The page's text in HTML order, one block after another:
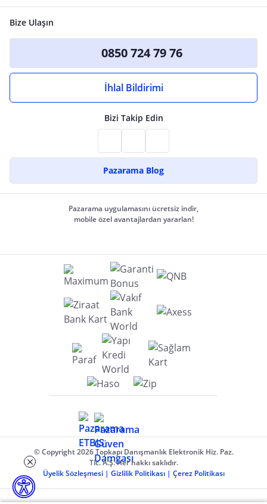
Bize Ulaşın
0850 724 79 76
İhlal Bildirimi
Bizi Takip Edin
Pazarama Blog
Pazarama uygulamasını ücretsiz indir,
mobile özel avantajlardan yararlan!
© Copyright 2026 Topkapı Danışmanlık Elektronik Hiz. Paz.
Tic. A.Ş. Her hakkı saklıdır.
Üyelik Sözleşmesi | Gizlilik Politikası | Çerez Politikası